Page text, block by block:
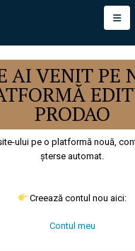
AI VENIT PE
PRODAO
ului pe o platformă nouă,
șterse automat.
Creează contul nou aici:
Contul meu